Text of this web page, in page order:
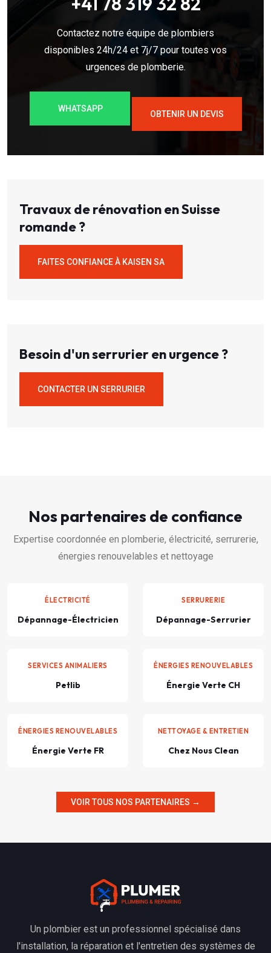
Contactez notre équipe de plombiers
disponibles 24h/24 et 7j/7 pour toutes vos
urgences de plomberie.
WHATSAPP
OBTENIR UN DEVIS
Travaux de rénovation en Suisse
romande ?
FAITES CONFIANCE À KAISEN SA
Besoin d'un serrurier en urgence ?
CONTACTER UN SERRURIER
Nos partenaires de confiance
Expertise coordonnée en plomberie, électricité, serrurerie,
énergies renouvelables et nettoyage
ÉLECTRICITÉ
Dépannage-Électricien
SERRURERIE
Dépannage-Serrurier
SERVICES ANIMALIERS
Petlib
ÉNERGIES RENOUVELABLES
Énergie Verte CH
ÉNERGIES RENOUVELABLES
Énergie Verte FR
NETTOYAGE & ENTRETIEN
Chez Nous Clean
VOIR TOUS NOS PARTENAIRES →
Un plombier est un professionnel spécialisé dans
l'installation, la réparation et l'entretien des systèmes de